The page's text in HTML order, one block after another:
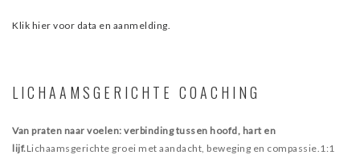
Klik hier voor data en aanmelding.
LICHAAMSGERICHTE COACHING
Van praten naar voelen: verbinding tussen hoofd, hart en
lijf.Lichaamsgerichte groei met aandacht, beweging en compassie.1:1